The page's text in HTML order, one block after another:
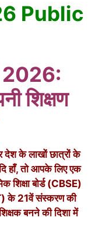
Public
2026:
शिक्षण
देश के लाखों छात्रों के
हाँ, तो आपके लिए एक
शिक्षा बोर्ड (CBSE)
के 21वें संस्करण की
बनने की दिशा में